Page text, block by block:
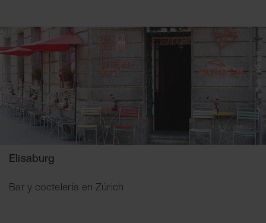
Elisaburg
Bar y coctelería en Zúrich